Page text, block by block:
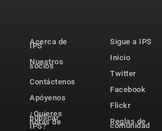
Acerca de
IPS
Nuestros
socios
Contáctenos
Apóyenos
¿Quieres
publicar
notas de
IPS?
Sigue a IPS
Inicio
Twitter
Facebook
Flickr
Reglas de
comunidad